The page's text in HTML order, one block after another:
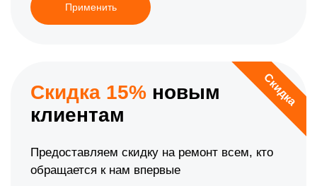
Применить
Скидка
Скидка 15% новым
клиентам
Предоставляем скидку на ремонт всем, кто
обращается к нам впервые